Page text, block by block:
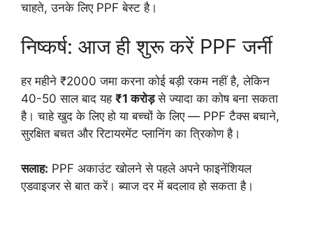
चाहते, उनके लिए PPF बेस्ट है।
निष्कर्ष: आज ही शुरू करें PPF जर्नी
हर महीने ₹2000 जमा करना कोई बड़ी रकम नहीं है, लेकिन
40-50 साल बाद यह ₹1 करोड़से ज्यादा का कोष बना सकता
है। चाहे खुद के लिए हो या बच्चों के लिए — PPF टैक्स बचाने,
सुरक्षित बचत और रिटायरमेंट प्लानिंग का त्रिकोण है।
सलाह: PPF अकाउंट खोलने से पहले अपने फाइनेंशियल
एडवाइजर से बात करें। ब्याज दर में बदलाव हो सकता है।